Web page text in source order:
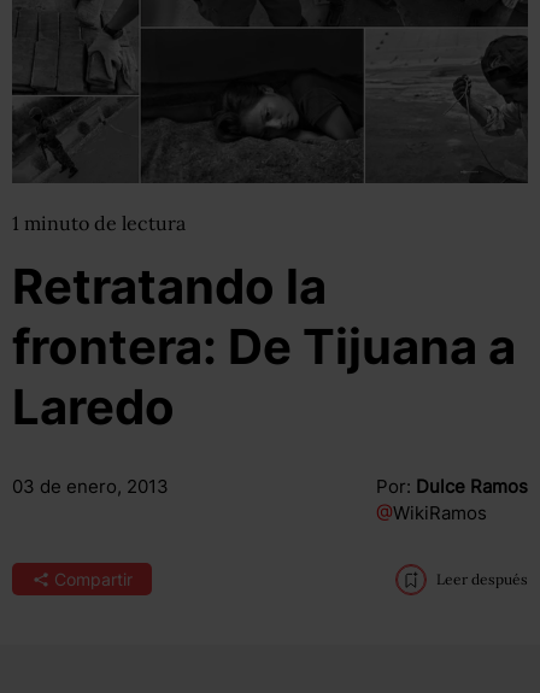
1 minuto de lectura
Retratando la
frontera: De Tijuana a
Laredo
03 de enero, 2013 Por: Dulce Ramos
@WikiRamos
Compartir Leer después